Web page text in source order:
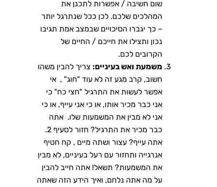
שום חשיבה / אפשרות לתכנן את
המהלכים שלכם. לכן ככל שנתרגל יותר
– כך יגברו הסיכויים שבמצב אמת תגיבו
נכון ותצילו את חייכם / החיים של
הקרובים לכם.
משמעת ואש בעיניים: צריך להבין משהו
חשוב, קרב מגע זה לא עוד "חוג" , אי
אפשר לעשות את התרגיל "חצי כח" כי
אני כבר מכיר אותו, או כי אני עייף, או כי
אני לא מבין את המשמעות שלו. אתה
כבר מכיר את התרגיל? חזור לסעיף 2.
אתה עייף? עצור ושתה מיים , קח חטיף
אנרגייה ותחזור עם רעל בעיניים, לא מבין
את המשמעות? תשאל! אתה חייב להבין
על מה אתה נלחם, ואיך הידע הזה שאתה